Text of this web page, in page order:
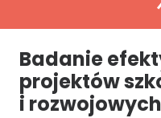
Badanie
projektów
i rozwojowych